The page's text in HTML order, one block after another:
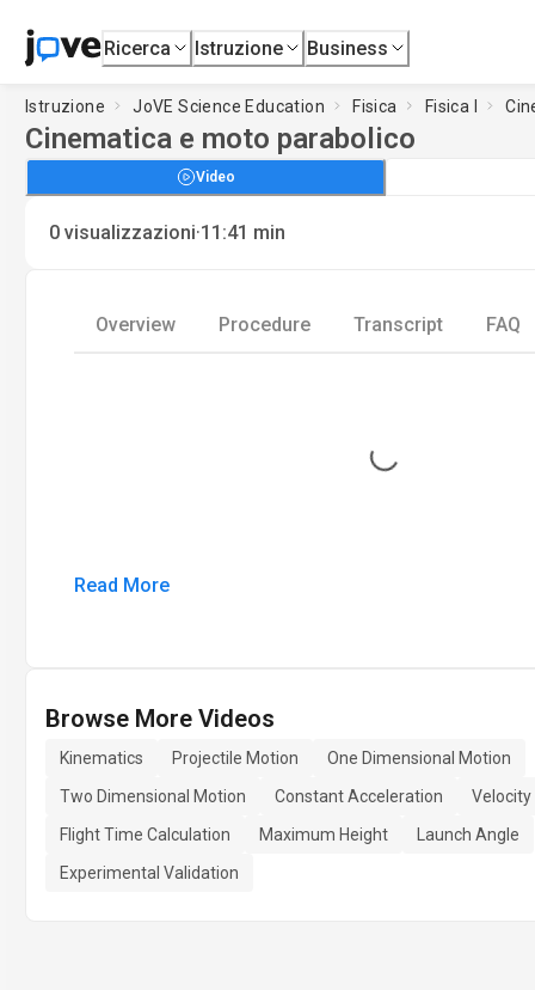
Ricerca Istruzione Business
Istruzione JoVE Science Education Fisica Fisica I
Cinematica e moto parabolico
Video
0 visualizzazioni·11:41 min
Overview Procedure Transcript FAQ
Loading...
Read More
Browse More Videos
Kinematics Projectile Motion
One Dimensional Motion
Two Dimensional Motion
Constant Acceleration
Flight Time Calculation
Maximum Height
Launch Angle
Experimental Validation